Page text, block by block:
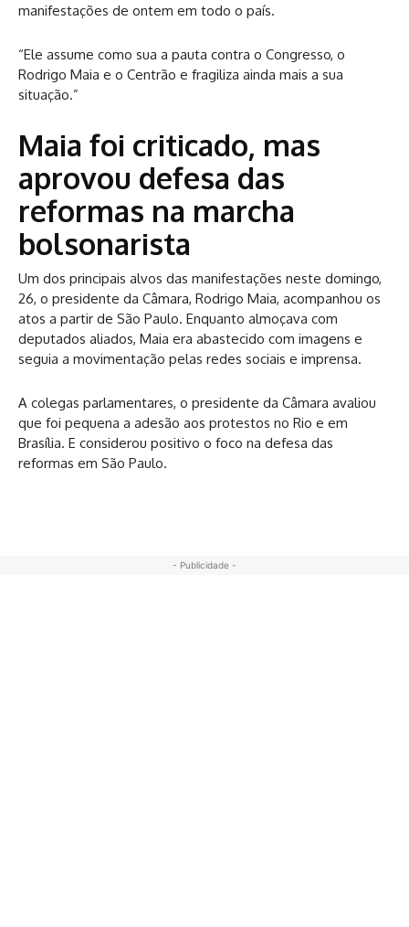
manifestações de ontem em todo o país.
“Ele assume como sua a pauta contra o Congresso, o
Rodrigo Maia e o Centrão e fragiliza ainda mais a sua
situação.”
Maia foi criticado, mas
aprovou defesa das
reformas na marcha
bolsonarista
Um dos principais alvos das manifestações neste domingo,
26, o presidente da Câmara, Rodrigo Maia, acompanhou os
atos a partir de São Paulo. Enquanto almoçava com
deputados aliados, Maia era abastecido com imagens e
seguia a movimentação pelas redes sociais e imprensa.
A colegas parlamentares, o presidente da Câmara avaliou
que foi pequena a adesão aos protestos no Rio e em
Brasília. E considerou positivo o foco na defesa das
reformas em São Paulo.
- Publicidade -